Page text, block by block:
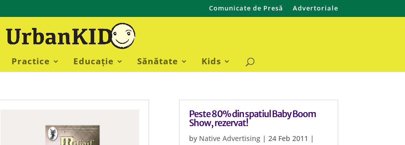
Comunicate de Presă Advertoriale
Practice Educație Sănătate Kids
Peste 80% din spatiul Baby Boom
Show, rezervat!
by Native Advertising |24 Feb 2011 |